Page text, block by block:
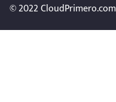
© 2022 CloudPrimero.com